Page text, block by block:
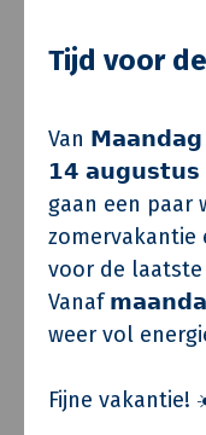
Tijd voor
Van 𝗠𝗮𝗮𝗻𝗱𝗮𝗴
𝟭𝟰 𝗮𝘂𝗴𝘂𝘀𝘁𝘂𝘀
gaan een paar
zomervakantie
voor de
Vanaf
weer vol
Fijne vakantie!
Viseljen
A reakcióidőt
gyógyszerek
Kötelező